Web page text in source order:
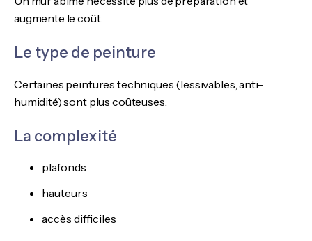
augmente le coût.
Le type de peinture
Certaines peintures techniques (lessivables, anti-
humidité) sont plus coûteuses.
La complexité
plafonds
hauteurs
accès difficiles